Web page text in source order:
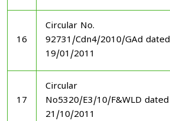
16
Circular No.
92731/Cdn4/2010/GAd dated
19/01/2011
17
Circular
No5320/E3/10/F&WLD dated
21/10/2011